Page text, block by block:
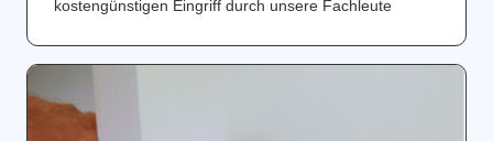
kostengünstigen Eingriff durch unsere Fachleute